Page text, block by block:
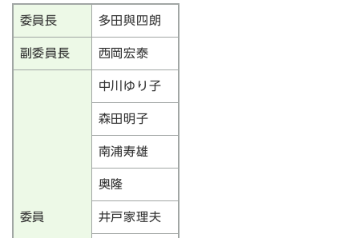
委員長 多田與四朗
副委員長 西岡宏泰
委員
中川ゆり子
森田明子
南浦寿雄
奥隆
井戸家理夫